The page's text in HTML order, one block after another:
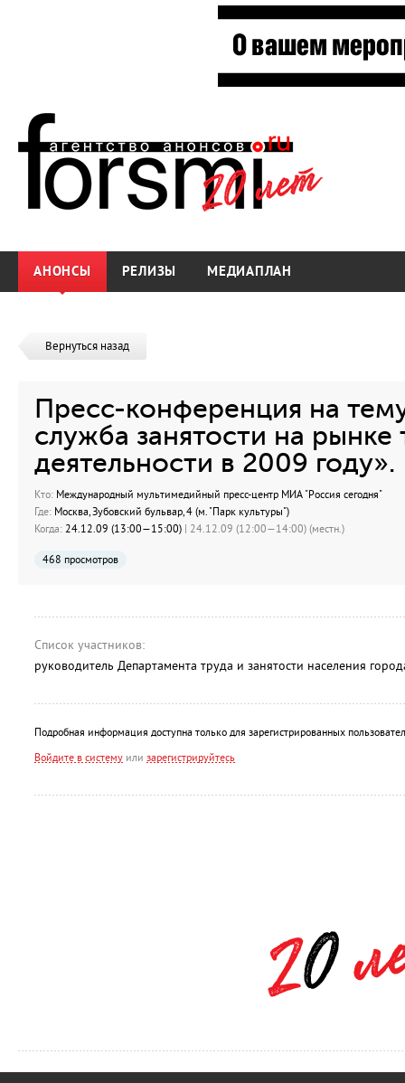
АНОНСЫ РЕЛИЗЫ МЕДИАПЛАН
Вернуться назад
Пресс-конференция на
служба занятости на рынке
деятельности в 2009 году».
Кто: Международный мультимедийный пресс-центр МИА "Россия сегодня"
Где: Москва, Зубовский бульвар, 4 (м. "Парк культуры")
Когда: 24.12.09 (13:00—15:00) | 24.12.09 (12:00—14:00) (местн.)
468 просмотров
Список участников:
руководитель Департамента труда и занятости населения
Подробная информация доступна только для зарегистрированных
Войдите в систему или зарегистрируйтесь